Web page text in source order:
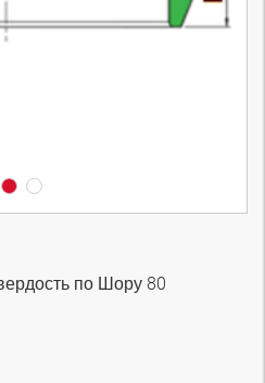
по Шору 80